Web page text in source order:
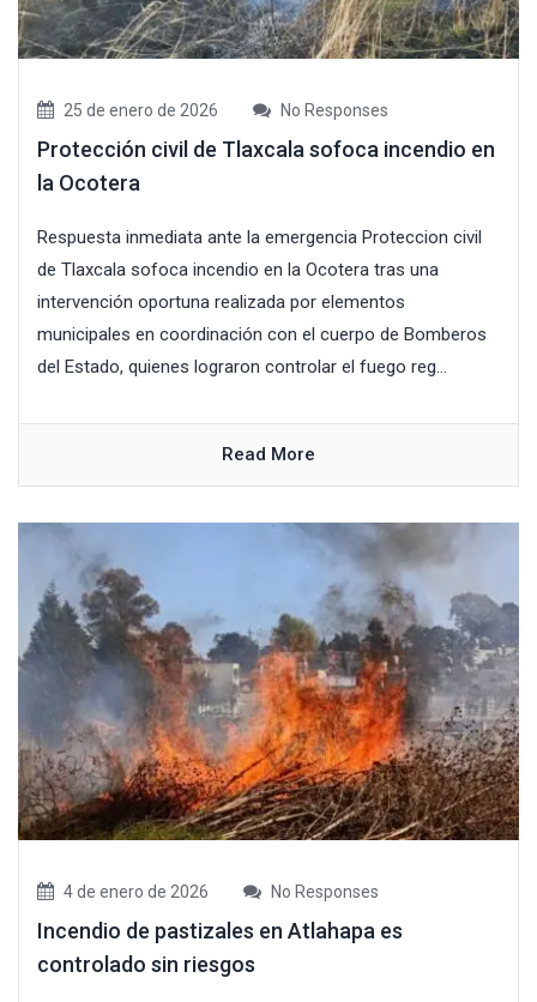
25 de enero de 2026 No Responses
Protección civil de Tlaxcala sofoca incendio en
la Ocotera
Respuesta inmediata ante la emergencia Proteccion civil
de Tlaxcala sofoca incendio en la Ocotera tras una
intervención oportuna realizada por elementos
municipales en coordinación con el cuerpo de Bomberos
del Estado, quienes lograron controlar el fuego reg...
Read More
4 de enero de 2026 No Responses
Incendio de pastizales en Atlahapa es
controlado sin riesgos